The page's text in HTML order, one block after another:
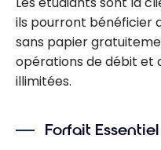
ils pourront bénéficier
sans papier
opérations de débit et
illimitées.
Forfait